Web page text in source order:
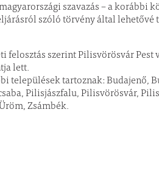
szavazás – a korábbi
szóló törvény által
szerint Pilisvörösvár Pest
lett.
települések tartoznak: Budajenő,
Pilisjászfalu, Pilisvörösvár,
Zsámbék.